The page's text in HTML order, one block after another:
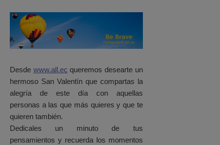
Desde www.all.ec queremos desearte un
hermoso San Valentín que compartas la
alegría de este día con aquellas
personas a las que más quieres y que te
quieren también.
Dedicales un minuto de tus
pensamientos y recuerda los momentos